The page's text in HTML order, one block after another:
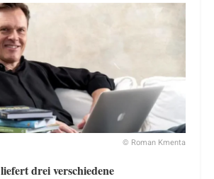
© Roman Kmenta
liefert drei verschiedene